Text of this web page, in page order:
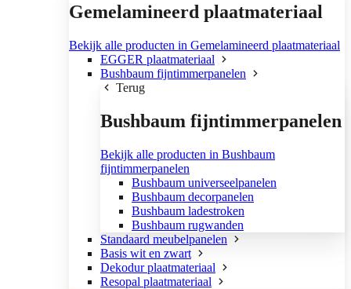
Gemelamineerd plaatmateriaal
Bekijk alle producten in Gemelamineerd plaatmateriaal
EGGER plaatmateriaal
Bushbaum fijntimmerpanelen
Terug
Bushbaum fijntimmerpanelen
Bekijk alle producten in Bushbaum
fijntimmerpanelen
Bushbaum universeelpanelen
Bushbaum decorpanelen
Bushbaum ladestroken
Bushbaum rugwanden
Standaard meubelpanelen
Basis wit en zwart
Dekodur plaatmateriaal
Resopal plaatmateriaal